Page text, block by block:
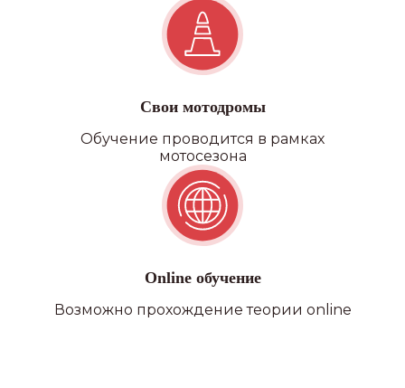
Свои мотодромы
Обучение проводится в рамках
мотосезона
Online обучение
Возможно прохождение теории online